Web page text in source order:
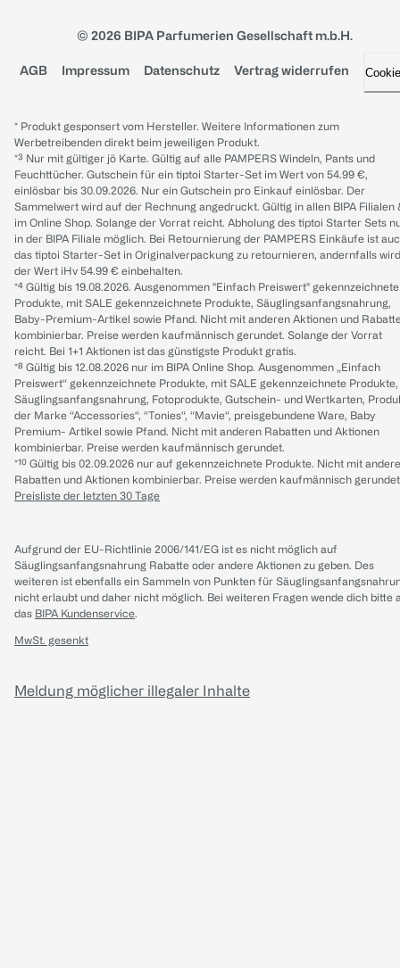
© 2026 BIPA Parfumerien Gesellschaft m.b.H.
AGB Impressum Datenschutz Vertrag widerrufen
* Produkt gesponsert vom Hersteller. Weitere Informationen zum
Werbetreibenden direkt beim jeweiligen Produkt.
*³ Nur mit gültiger jö Karte. Gültig auf alle PAMPERS Windeln, Pants und
Feuchttücher. Gutschein für ein tiptoi Starter-Set im Wert von 54.99 €,
einlösbar bis 30.09.2026. Nur ein Gutschein pro Einkauf einlösbar. Der
Sammelwert wird auf der Rechnung angedruckt. Gültig in allen BIPA Filialen
im Online Shop. Solange der Vorrat reicht. Abholung des tiptoi Starter Sets
in der BIPA Filiale möglich. Bei Retournierung der PAMPERS Einkäufe ist
das tiptoi Starter-Set in Originalverpackung zu retournieren, andernfalls wird
der Wert iHv 54.99 € einbehalten.
*⁴ Gültig bis 19.08.2026. Ausgenommen "Einfach Preiswert" gekennzeichnete
Produkte, mit SALE gekennzeichnete Produkte, Säuglingsanfangsnahrung,
Baby-Premium-Artikel sowie Pfand. Nicht mit anderen Aktionen und
kombinierbar. Preise werden kaufmännisch gerundet. Solange der Vorrat
reicht. Bei 1+1 Aktionen ist das günstigste Produkt gratis.
*⁸ Gültig bis 12.08.2026 nur im BIPA Online Shop. Ausgenommen „Einfach
Preiswert“ gekennzeichnete Produkte, mit SALE gekennzeichnete Produkte,
Säuglingsanfangsnahrung, Fotoprodukte, Gutschein- und Wertkarten,
der Marke “Accessories“, “Tonies“, “Mavie“, preisgebundene Ware, Baby
Premium- Artikel sowie Pfand. Nicht mit anderen Rabatten und Aktionen
kombinierbar. Preise werden kaufmännisch gerundet.
*¹⁰ Gültig bis 02.09.2026 nur auf gekennzeichnete Produkte. Nicht mit
Rabatten und Aktionen kombinierbar. Preise werden kaufmännisch
Preisliste der letzten 30 Tage
Aufgrund der EU-Richtlinie 2006/141/EG ist es nicht möglich auf
Säuglingsanfangsnahrung Rabatte oder andere Aktionen zu geben. Des
weiteren ist ebenfalls ein Sammeln von Punkten für
nicht erlaubt und daher nicht möglich. Bei weiteren Fragen wende dich bitte
das BIPA Kundenservice.
MwSt. gesenkt
Meldung möglicher illegaler Inhalte